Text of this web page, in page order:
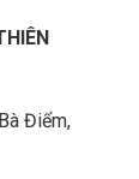
Điểm,